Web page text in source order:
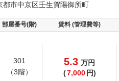
都市中京区壬生賀陽御所町
部屋番号(階) 賃料 (管理費等)
301
（3階）
5.3 万円
(7,000 円)